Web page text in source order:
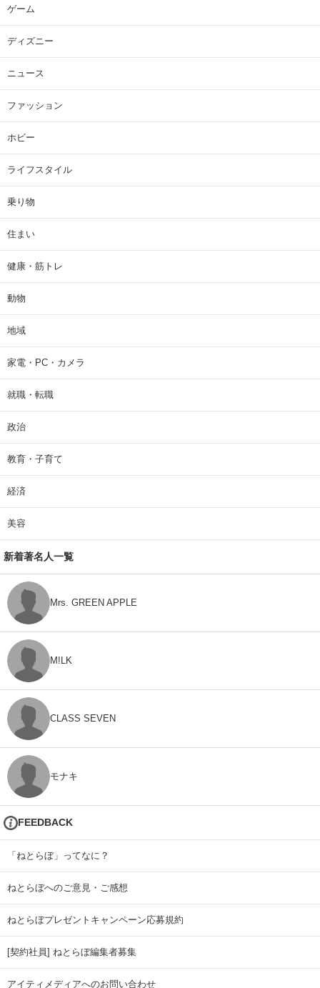
ゲーム
ディズニー
ニュース
ファッション
ホビー
ライフスタイル
乗り物
住まい
健康・筋トレ
動物
地域
家電・PC・カメラ
就職・転職
政治
教育・子育て
経済
美容
新着著名人一覧
Mrs. GREEN APPLE
M!LK
CLASS SEVEN
モナキ
FEEDBACK
「ねとらぼ」ってなに？
ねとらぼへのご意見・ご感想
ねとらぼプレゼントキャンペーン応募規約
[契約社員] ねとらぼ編集者募集
アイティメディアへのお問い合わせ